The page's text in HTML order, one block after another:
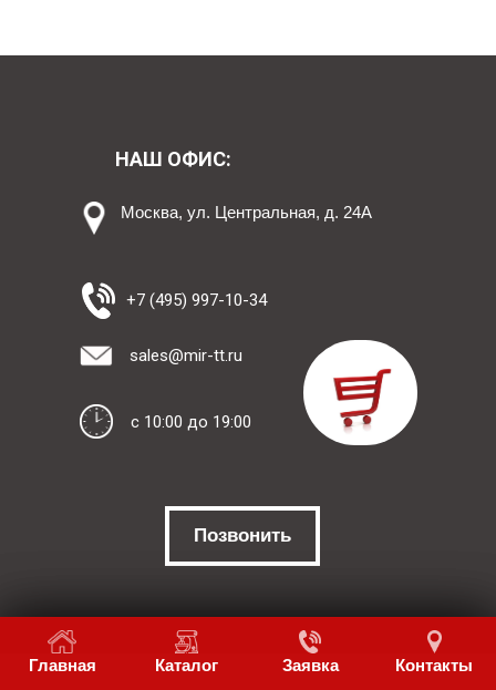
Главная Каталог Заявка Контакты
НАШ ОФИС:
Москва, ул. Центральная, д. 24А
+7 (495) 997-10-34
sales@mir-tt.ru
c 10:00 до 19:00
Позвонить
Главная Каталог Заявка Контакты